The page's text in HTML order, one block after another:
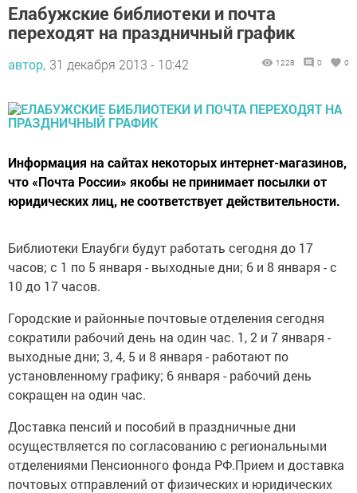
Елабужские библиотеки и почта
переходят на праздничный график
автор, 31 декабря 2013 - 10:42 1228 0 0
Информация на сайтах некоторых интернет-магазинов,
что «Почта России» якобы не принимает посылки от
юридических лиц, не соответствует действительности.
Библиотеки Елаубги будут работать сегодня до 17
часов; с 1 по 5 января - выходные дни; 6 и 8 января - с
10 до 17 часов.
Городские и районные почтовые отделения сегодня
сократили рабочий день на один час. 1, 2 и 7 января -
выходные дни; 3, 4, 5 и 8 января - работают по
установленному графику; 6 января - рабочий день
сокращен на один час.
Доставка пенсий и пособий в праздничные дни
осуществляется по согласованию с региональными
отделениями Пенсионного фонда РФ.Прием и доставка
почтовых отправлений от физических и юридических